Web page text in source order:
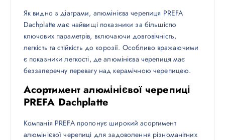
Як видно з діаграми, алюмінієва черепиця PREFA
Dachplatte має найвищі показники за більшістю
ключових параметрів, включаючи довговічність,
легкість та стійкість до корозії. Особливо вражаючими
є показники легкості, де алюмінієва черепиця має
беззаперечну перевагу над керамічною черепицею.
Асортимент алюмінієвої черепиці
PREFA Dachplatte
Компанія PREFA пропонує широкий асортимент
алюмінієвої черепиці для задоволення різноманітних